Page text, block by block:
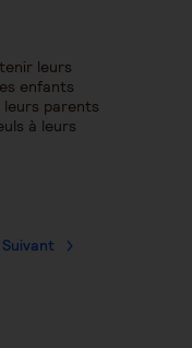
leurs
enfants
leurs parents
à leurs
Suivant